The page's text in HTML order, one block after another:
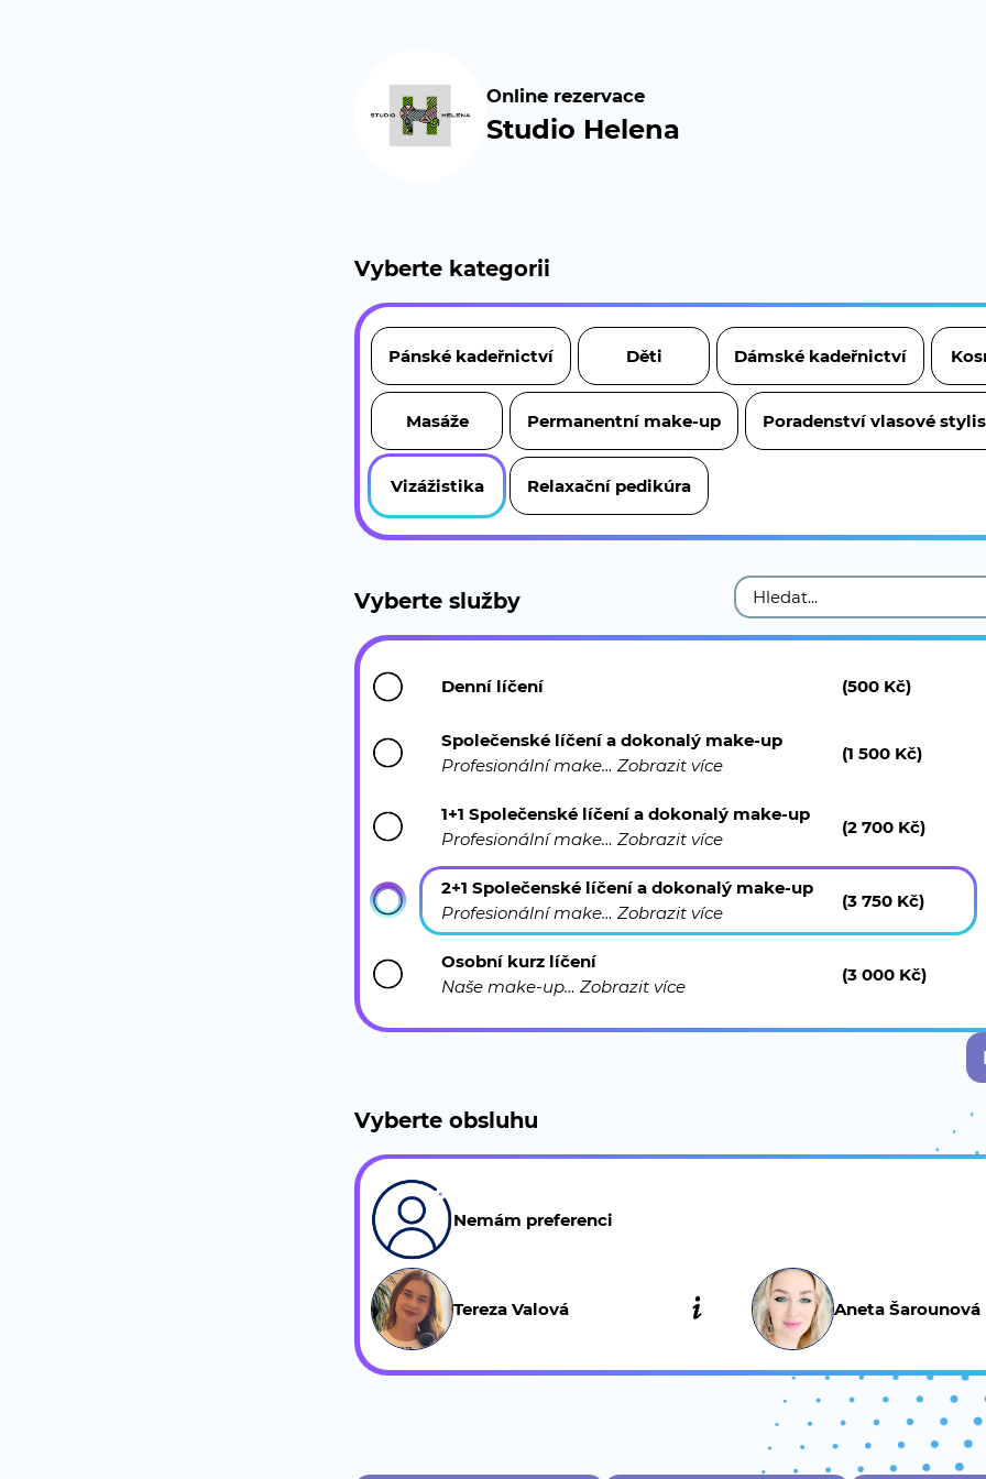
Online rezervace
Studio Helena
Vyberte kategorii
Pánské kadeřnictví Děti Dámské kadeřnictví
Masáže Permanentní make-up Poradenství vlasové
Vizážistika Relaxační pedikúra
Vyberte služby
Denní líčení (500 Kč)
Společenské líčení a dokonalý make-up
(1 500 Kč)
Profesionální make… Zobrazit více
1+1 Společenské líčení a dokonalý make-up
(2 700 Kč)
Profesionální make… Zobrazit více
2+1 Společenské líčení a dokonalý make-up
(3 750 Kč)
Profesionální make… Zobrazit více
Osobní kurz líčení
(3 000 Kč)
Naše make-up… Zobrazit více
Vyberte obsluhu
Nemám preferenci
Tereza Valová Aneta Šarounová